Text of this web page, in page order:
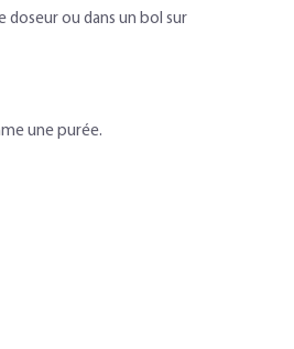
doseur ou dans un bol sur
une purée.